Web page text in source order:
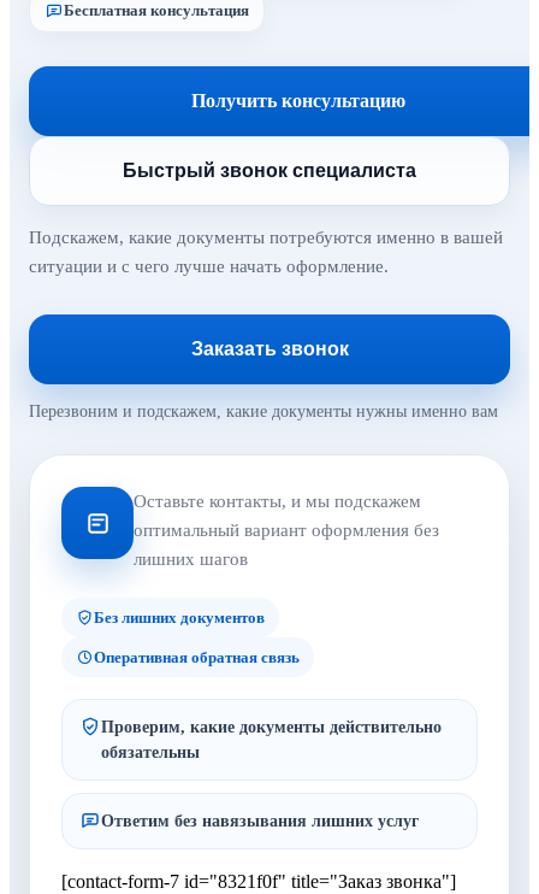
Бесплатная консультация
Получить консультацию
Быстрый звонок специалиста
Подскажем, какие документы потребуются именно в вашей
ситуации и с чего лучше начать оформление.
Заказать звонок
Перезвоним и подскажем, какие документы нужны именно вам
Оставьте контакты, и мы подскажем
оптимальный вариант оформления без
лишних шагов
Без лишних документов
Оперативная обратная связь
Проверим, какие документы действительно
обязательны
Ответим без навязывания лишних услуг
[contact-form-7 id="8321f0f" title="Заказ звонка"]